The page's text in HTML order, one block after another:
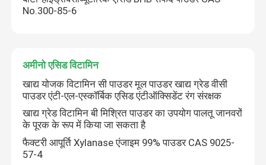
घर
No.300-85-6
अमीनो एसिड विटामिन
खाद्य योजक विटामिन सी पाउडर मूल पाउडर खाद्य ग्रेड वीसी
पाउडर एंटी-एल-एस्कॉर्बिक एसिड एंटीऑक्सिडेंट रंग संरक्षक
खाद्य ग्रेड विटामिन बी मिश्रित पाउडर का उपयोग पालतू जानवरों
के पूरक के रूप में किया जा सकता है
फैक्टरी आपूर्ति Xylanase एंजाइम 99% पाउडर CAS 9025-
57-4